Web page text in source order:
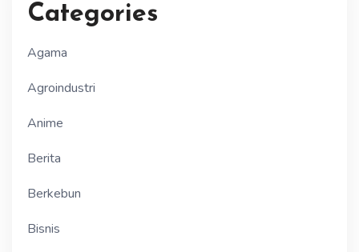
Categories
Agama
Agroindustri
Anime
Berita
Berkebun
Bisnis